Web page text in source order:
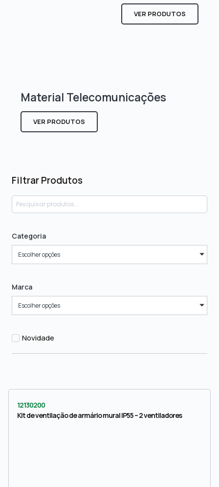
Filtrar Produtos
Categoria
Escolher opções
Marca
Escolher opções
Novidade
VER PRODUTOS
Material Telecomunicações
VER PRODUTOS
12130200
Kit de ventilação de armário mural IP55 – 2 ventiladores